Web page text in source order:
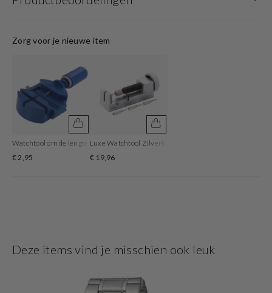
van rvs en heeft een diameter van 42 mm. De kleur van deze horlogeband is
Met dit prachtige horloge ben je elke dag op de hoogte van de juiste tijd!
Zorg voor je nieuwe item
Watchtool om de lengte van de horlogeband aan te passen
€ 2,95
Luxe Watchtool Zilverkleurig om je bandlengte aan te
€ 19,96
Deze items vind je misschien ook leuk